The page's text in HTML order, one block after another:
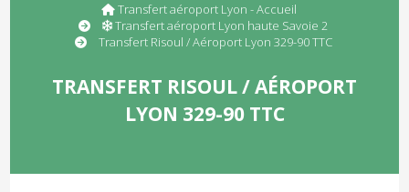
Transfert aéroport Lyon - Accueil
Transfert aéroport Lyon haute Savoie 2
Transfert Risoul / Aéroport Lyon 329-90 TTC
TRANSFERT RISOUL / AÉROPORT
LYON 329-90 TTC